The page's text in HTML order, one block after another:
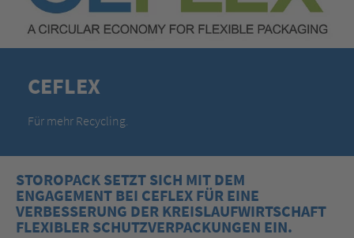
CEFLEX
Für mehr Recycling.
STOROPACK SETZT SICH MIT DEM
ENGAGEMENT BEI CEFLEX FÜR EINE
VERBESSERUNG DER KREISLAUFWIRTSCHAFT
FLEXIBLER SCHUTZVERPACKUNGEN EIN.